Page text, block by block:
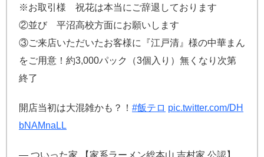
※お取引様 祝花は本当にご辞退しております
②並び 平沼高校方面にお願いします
③ご来店いただいたお客様に『江戸清』様の中華まん
をご用意！約3,000パック（3個入り）無くなり次第
終了
開店当初は大混雑かも？！ #飯テロ pic.twitter.com/DH
bNAMnaLL
— ついった家 【家系ラーメン総本山 吉村家 公認】